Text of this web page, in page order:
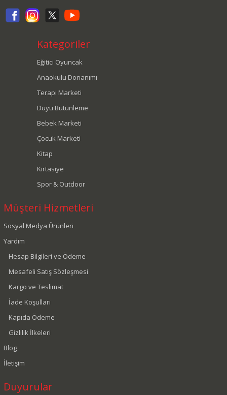
Kategoriler
Eğitici Oyuncak
Anaokulu Donanımı
Terapi Marketi
Duyu Bütünleme
Bebek Marketi
Çocuk Marketi
Kitap
Kırtasiye
Spor & Outdoor
Müşteri Hizmetleri
Sosyal Medya Ürünleri
Yardım
Hesap Bilgileri ve Ödeme
Mesafeli Satış Sözleşmesi
Kargo ve Teslimat
İade Koşulları
Kapıda Ödeme
Gizlilik İlkeleri
Blog
İletişim
Duyurular